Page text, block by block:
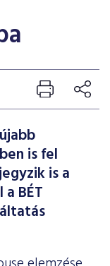
is fel
is a
BÉT